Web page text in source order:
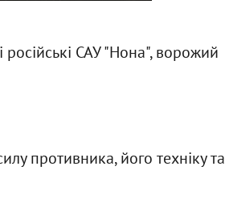
САУ "Нона", ворожий
противника, його техніку та